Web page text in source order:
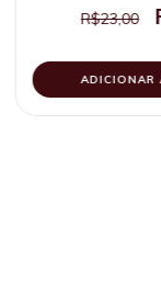
R$23,00
ADICIONAR